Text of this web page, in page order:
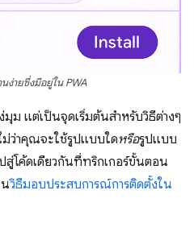
ง่ายซึ่งมีอยู่ใน PWA
ม แต่เป็นจุดเริ่มต้นสำหรับวิธีต่างๆ
ม่ว่าคุณจะใช้รูปแบบใดหรือรูปแบบ
โค้ดเดียวกันที่ทริกเกอร์ขั้นตอน
นวิธีมอบประสบการณ์การติดตั้งใน